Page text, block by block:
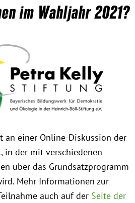
für Menschenrechte und
Einkünfte
im Wahljahr 2021?
an einer Online-Diskussion der
in der mit verschiedenen
über das Grundsatzprogramm
Mehr Informationen zur
auch auf der Seite der